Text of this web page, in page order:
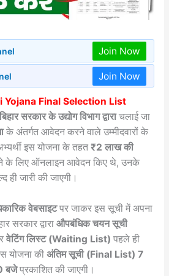
Join Now
Join Now
Yojana Final Selection List
सरकार के उद्योग विभाग द्वाराचलाई जा
के अंतर्गत आवेदन करने वाले उम्मीदवारों के
इस योजना के तहत ₹2 लाख की
के लिए ऑनलाइन आवेदन किए थे, उनके
ही जारी की जाएगी।
वेबसाइटपर जाकर इस सूची में अपना
सरकार द्वारा औपबंधिक चयन सूची
वेटिंग लिस्ट (Waiting List) पहले ही
योजना की अंतिम सूची (Final List) 7
बजेप्रकाशित की जाएगी।